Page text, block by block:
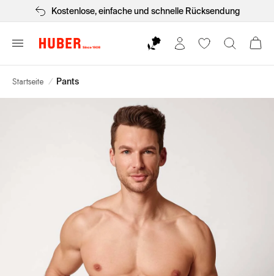
Kostenlose, einfache und schnelle Rücksendung
Startseite / Pants